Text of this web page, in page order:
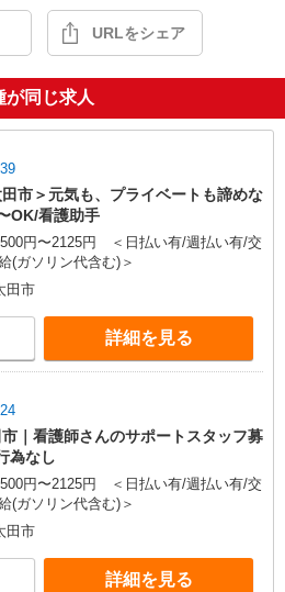
URLをシェア
が同じ求人
田市＞元気も、プライベートも諦めな
OK/看護助手
円〜2125円 ＜日払い有/週払い有/交
(ガソリン代含む)＞
田市
詳細を見る
｜看護師さんのサポートスタッフ募
為なし
円〜2125円 ＜日払い有/週払い有/交
(ガソリン代含む)＞
田市
詳細を見る